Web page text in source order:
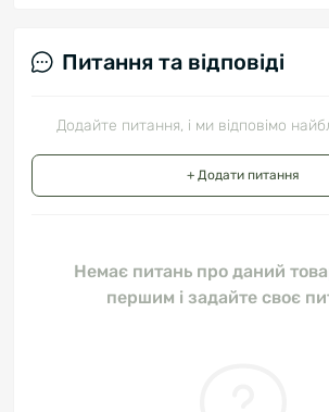
Питання та відповіді
Додайте питання, і ми відповімо
+ Додати питання
Немає питань про даний
першим і задайте своє